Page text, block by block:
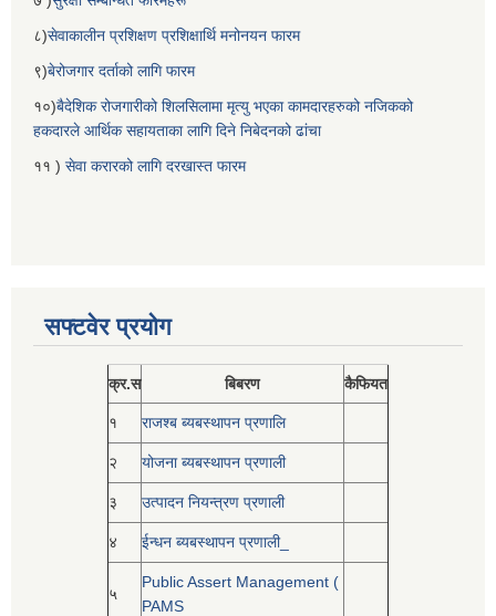
८)सेवाकालीन प्रशिक्षण प्रशिक्षार्थि मनोनयन फारम
९)बेरोजगार दर्ताको लागि फारम
१०)बैदेशिक रोजगारीको शिलसिलामा मृत्यु भएका कामदारहरुको नजिकको
हकदारले आर्थिक सहायताका लागि दिने निबेदनको ढांचा
११ ) सेवा करारको लागि दरखास्त फारम
सफ्टवेर प्रयोग
क्र.स बिबरण कैफियत
१ राजश्ब ब्यबस्थापन प्रणालि
२ योजना ब्यबस्थापन प्रणाली
३ उत्पादन नियन्त्रण प्रणाली
४ ईन्धन ब्यबस्थापन प्रणाली_
५
Public Assert Management (
PAMS